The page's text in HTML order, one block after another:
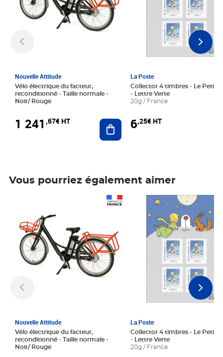
Nouvelle Attitude
Vélo électrique du facteur,
reconditionné - Taille normale -
Noir/ Rouge
1 241 ,67€ HT Ajouter au panier
La Poste
Collector 4 timbres - Le Petit
- Lettre Verte
20g / France
6,25€ HT
Vous pourriez également aimer
Nouvelle Attitude
Vélo électrique du facteur,
reconditionné - Taille normale -
Noir/ Rouge
La Poste
Collector 4 timbres - Le Petit
- Lettre Verte
20g / France
Prix 6,25€ HT